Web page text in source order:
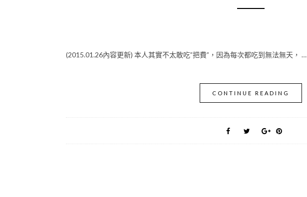
(2015.01.26內容更新) 本人其實不太敢吃”把費”，因為每次都吃到無法無天， …
CONTINUE READING